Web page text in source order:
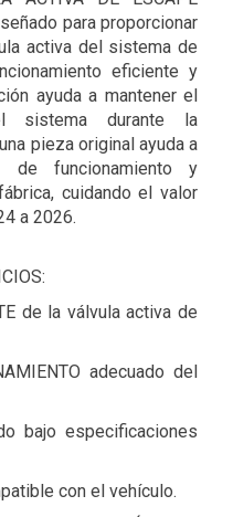
para proporcionar
activa del sistema de
eficiente y
ayuda a mantener el
sistema durante la
pieza original ayuda a
de funcionamiento y
cuidando el valor
a 2026.
de la válvula activa de
adecuado del
bajo especificaciones
con el vehículo.